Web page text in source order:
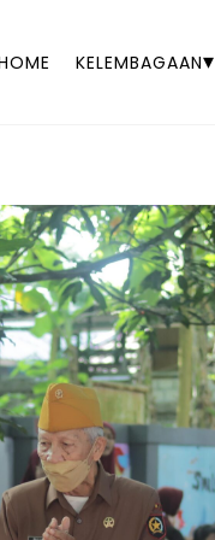
KELEMBAGAAN▾